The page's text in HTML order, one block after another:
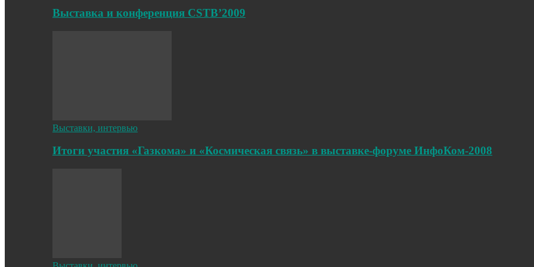
Выставка и конференция CSTB’2009
Выставки, интервью
Итоги участия «Газкома» и «Космическая связь» в выставке-форуме ИнфоКом-2008